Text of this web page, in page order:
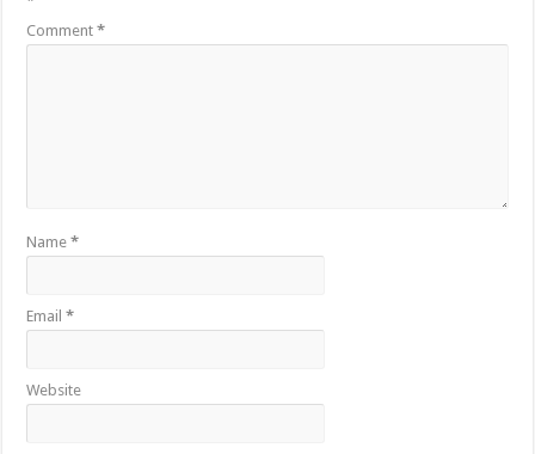
Comment*
Name*
Email*
Website